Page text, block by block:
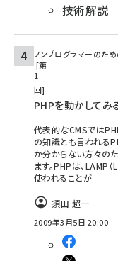
技術解説
ノンプログラマーのた
第
1
回
PHPを動かしてみ
代表的なCMSでは
の知識とも言われる
か分からない方々の
ます。PHPは、LAMP
使われることが
須田 超一
2009年3月5日 20:00